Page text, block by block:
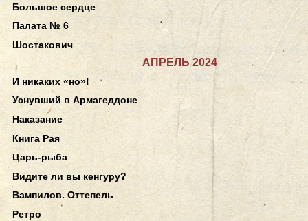
Большое сердце
Палата № 6
Шостакович
АПРЕЛЬ 2024
И никаких «но»!
Уснувший в Армагеддоне
Наказание
Книга Рая
Царь-рыба
Видите ли вы кенгуру?
Вампилов. Оттепель
Ретро